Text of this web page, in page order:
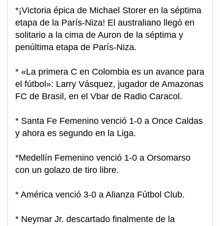
*¡Victoria épica de Michael Storer en la séptima
etapa de la París-Niza! El australiano llegó en
solitario a la cima de Auron de la séptima y
penúltima etapa de París-Niza.
* «La primera C en Colombia es un avance para
el fútbol»: Larry Vásquez, jugador de Amazonas
FC de Brasil, en el Vbar de Radio Caracol.
* Santa Fe Femenino venció 1-0 a Once Caldas
y ahora es segundo en la Liga.
*Medellín Femenino venció 1-0 a Orsomarso
con un golazo de tiro libre.
* América venció 3-0 a Alianza Fútbol Club.
* Neymar Jr. descartado finalmente de la